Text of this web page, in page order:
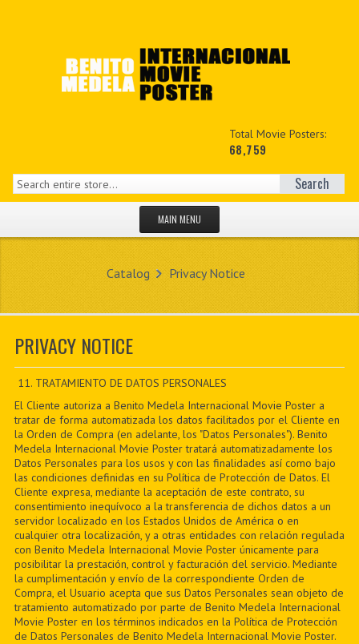
Total Movie Posters:
68,759
Search
MAIN MENU
NEW PRODUCTS
MY ACCOUNT
PDF BOOKS
CUSTOM PDF
Catalog Privacy Notice
PRIVACY NOTICE
11. TRATAMIENTO DE DATOS PERSONALES
El Cliente autoriza a Benito Medela Internacional Movie Poster a
tratar de forma automatizada los datos facilitados por el Cliente en
la Orden de Compra (en adelante, los "Datos Personales"). Benito
Medela Internacional Movie Poster tratará automatizadamente los
Datos Personales para los usos y con las finalidades así como bajo
las condiciones definidas en su Política de Protección de Datos. El
Cliente expresa, mediante la aceptación de este contrato, su
consentimiento inequívoco a la transferencia de dichos datos a un
servidor localizado en los Estados Unidos de América o en
cualquier otra localización, y a otras entidades con relación regulada
con Benito Medela Internacional Movie Poster únicamente para
posibilitar la prestación, control y facturación del servicio. Mediante
la cumplimentación y envío de la correspondiente Orden de
Compra, el Usuario acepta que sus Datos Personales sean objeto de
tratamiento automatizado por parte de Benito Medela Internacional
Movie Poster en los términos indicados en la Política de Protección
de Datos Personales de Benito Medela Internacional Movie Poster.